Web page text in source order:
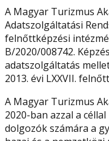
A Magyar Turizmus
Adatszolgáltatási
felnőttképzési
B/2020/008742.
adatszolgáltatás
2013. évi LXXVII.
A Magyar Turizmus
2020-ban azzal a
dolgozók számára a